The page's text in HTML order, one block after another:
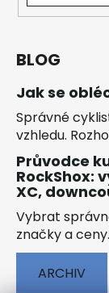
BLOG
Jak se
Správné
vzhledu.
Průvodce
RockShox:
XC,
Vybrat
značky a ceny.
ARCHIV